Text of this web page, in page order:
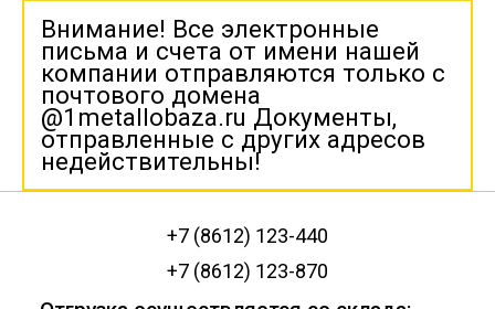
Внимание! Все электронные
письма и счета от имени нашей
компании отправляются только с
почтового домена
@1metallobaza.ru Документы,
отправленные с других адресов
недействительны!
+7 (8612) 123-440
+7 (8612) 123-870